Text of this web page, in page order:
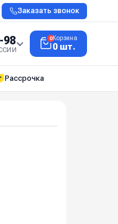
Заказать звонок
98 0Корзина
0 шт.
Рассрочка